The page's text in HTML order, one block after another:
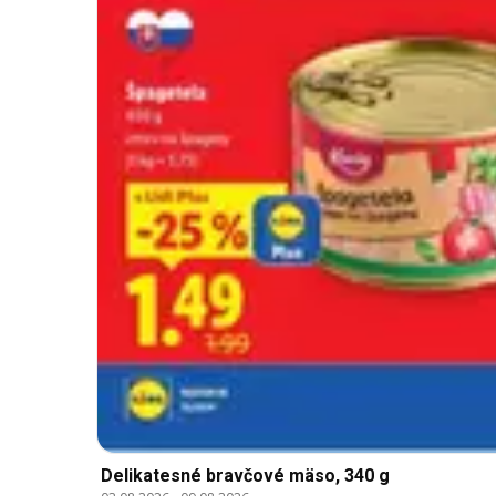
Delikatesné bravčové mäso, 340 g